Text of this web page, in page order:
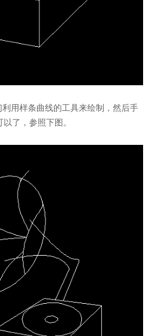
用样条曲线的工具来绘制，然后手
了，参照下图。